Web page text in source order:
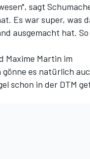
sagt
Es war super, was
ausgemacht hat. So
Maxime Martin im
gönne es natürlich
schon in der DTM